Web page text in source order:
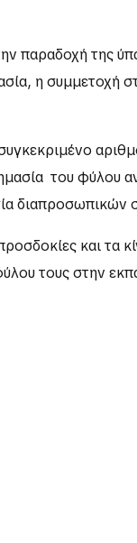
παραδοχή της
η συμμετοχή
του φύλου
διαπροσωπικών
και τα
τους στην